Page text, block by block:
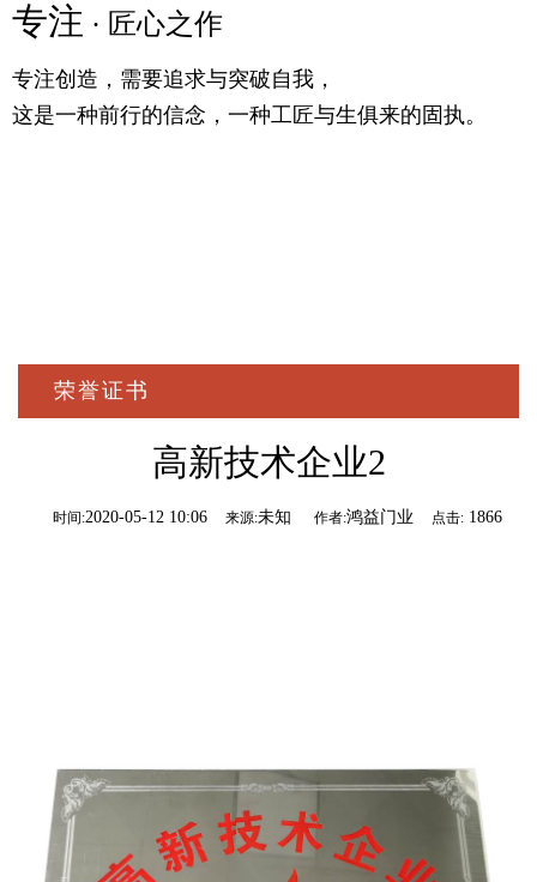
专注 · 匠心之作
专注创造，需要追求与突破自我，
这是一种前行的信念，一种工匠与生俱来的固执。
精粹 · 高定之美
满足你对时尚的追求，更提供一个舒适的生活条件，
随意的生活理念，诗语大气，气宇轩昂。
专注 · 匠心之作
专注创造，需要追求与突破自我，
这是一种前行的信念，一种工匠与生俱来的固执。
荣誉证书
高新技术企业2
时间:2020-05-12 10:06 来源:未知 作者:鸿益门业 点击: 1866